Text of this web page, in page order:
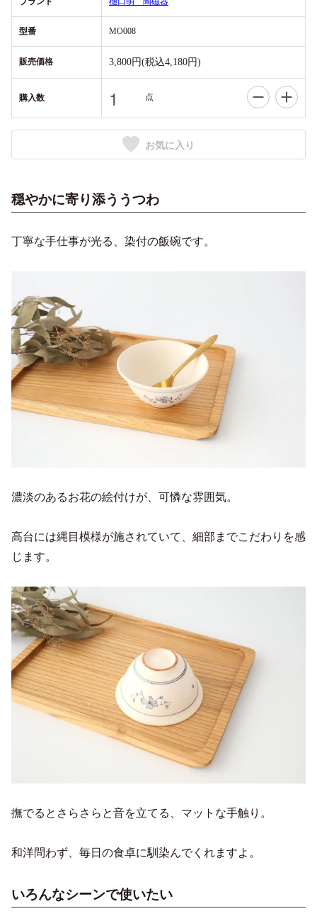
型番 MO008
販売価格 3,800円(税込4,180円)
購入数 点
お気に入り
穏やかに寄り添ううつわ
丁寧な手仕事が光る、染付の飯碗です。
濃淡のあるお花の絵付けが、可憐な雰囲気。
高台には縄目模様が施されていて、細部までこだわりを感
じます。
撫でるとさらさらと音を立てる、マットな手触り。
和洋問わず、毎日の食卓に馴染んでくれますよ。
いろんなシーンで使いたい